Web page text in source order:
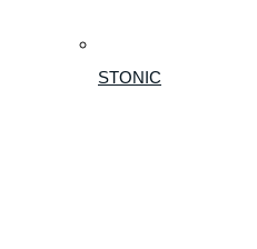
STONIC